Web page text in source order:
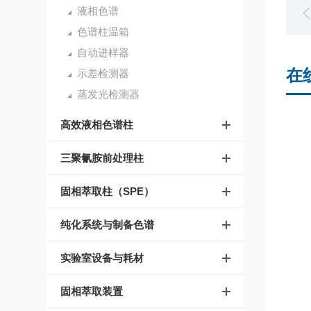
液相色谱
色谱柱温箱
自动进样器
示差检测器
蒸发光检测器
高效液相色谱柱
三聚氰胺前处理柱
固相萃取柱（SPE）
纯化系统与制备色谱
实验室设备与耗材
固相萃取装置
在